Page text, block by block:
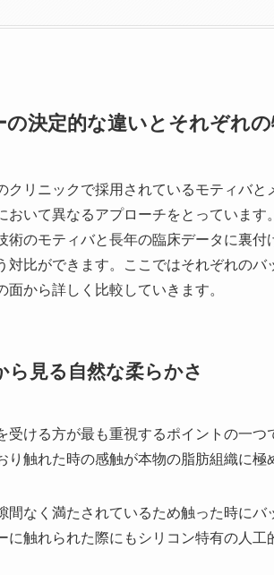
決定的な違いとそれぞれ
クリニックで採用されているモティバ
おいて異なるアプローチをとっていま
術のモティバと長年の臨床データに裏
対比ができます。ここではそれぞれの
面から詳しく比較していきます。
ら見る自然な柔らかさ
受ける方が最も重視するポイントの一
り触れた時の感触が本物の脂肪組織に極
間なく満たされているため触った時に
に触れられた際にもシリコン特有の人